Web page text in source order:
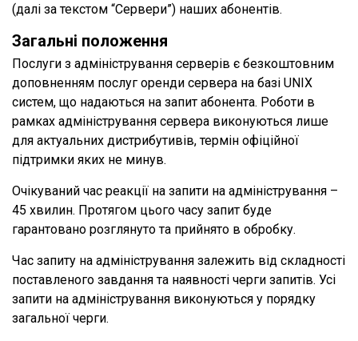
(далі за текстом “Сервери”) наших абонентів.
Загальні положення
Послуги з адміністрування серверів є безкоштовним
доповненням послуг оренди сервера на базі UNIX
систем, що надаються на запит абонента. Роботи в
рамках адміністрування сервера виконуються лише
для актуальних дистрибутивів, термін офіційної
підтримки яких не минув.
Очікуваний час реакції на запити на адміністрування –
45 хвилин. Протягом цього часу запит буде
гарантовано розглянуто та прийнято в обробку.
Час запиту на адміністрування залежить від складності
поставленого завдання та наявності черги запитів. Усі
запити на адміністрування виконуються у порядку
загальної черги.